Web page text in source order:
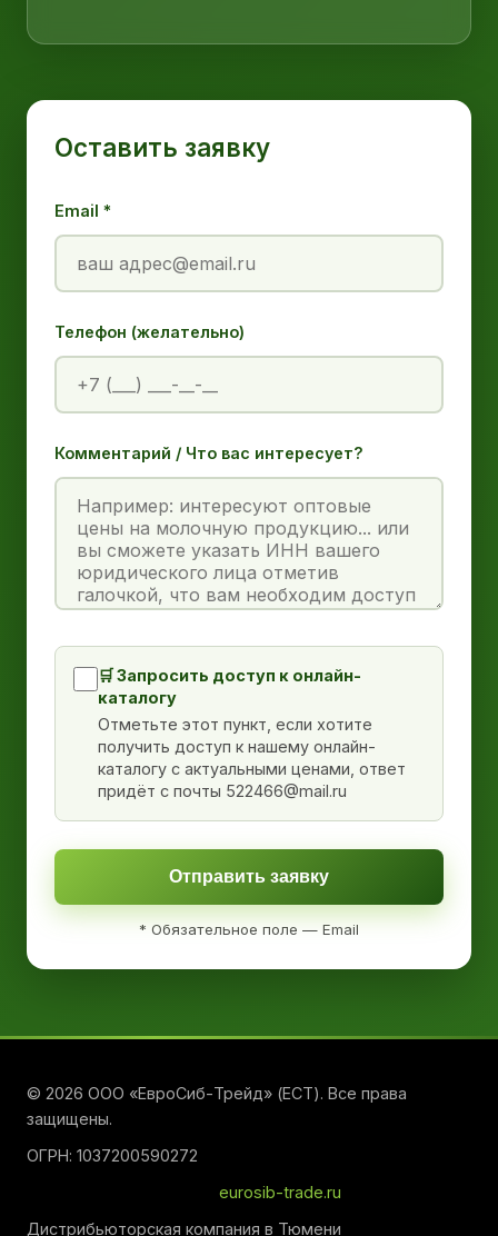
Оставить заявку
Email *
Телефон (желательно)
Комментарий / Что вас интересует?
🛒 Запросить доступ к онлайн-
каталогу
Отметьте этот пункт, если хотите
получить доступ к нашему онлайн-
каталогу с актуальными ценами, ответ
придёт с почты 522466@mail.ru
Отправить заявку
* Обязательное поле — Email
© 2026 ООО «ЕвроСиб-Трейд» (ЕСТ). Все права
защищены.
ОГРН: 1037200590272
eurosib-trade.ru
Дистрибьюторская компания в Тюмени